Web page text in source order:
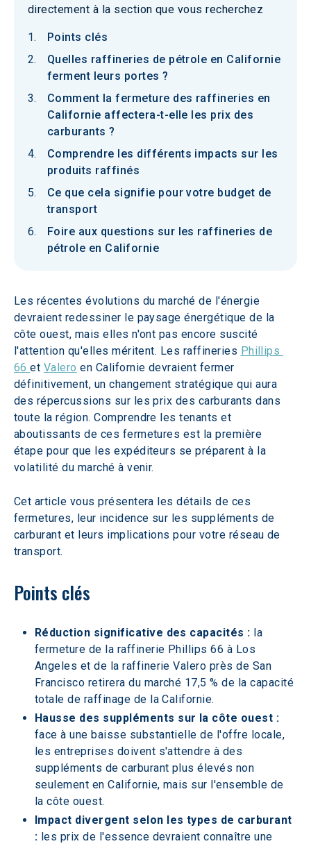
directement à la section que vous recherchez
Points clés
Quelles raffineries de pétrole en Californie
ferment leurs portes ?
Comment la fermeture des raffineries en
Californie affectera-t-elle les prix des
carburants ?
Comprendre les différents impacts sur les
produits raffinés
Ce que cela signifie pour votre budget de
transport
Foire aux questions sur les raffineries de
pétrole en Californie
Les récentes évolutions du marché de l'énergie
devraient redessiner le paysage énergétique de la
côte ouest, mais elles n'ont pas encore suscité
l'attention qu'elles méritent. Les raffineries Phillips
66 et Valero en Californie devraient fermer
définitivement, un changement stratégique qui aura
des répercussions sur les prix des carburants dans
toute la région. Comprendre les tenants et
aboutissants de ces fermetures est la première
étape pour que les expéditeurs se préparent à la
volatilité du marché à venir.
Cet article vous présentera les détails de ces
fermetures, leur incidence sur les suppléments de
carburant et leurs implications pour votre réseau de
transport.
Points clés
Réduction significative des capacités : la
fermeture de la raffinerie Phillips 66 à Los
Angeles et de la raffinerie Valero près de San
Francisco retirera du marché 17,5 % de la capacité
totale de raffinage de la Californie.
Hausse des suppléments sur la côte ouest :
face à une baisse substantielle de l'offre locale,
les entreprises doivent s'attendre à des
suppléments de carburant plus élevés non
seulement en Californie, mais sur l'ensemble de
la côte ouest.
Impact divergent selon les types de carburant
: les prix de l'essence devraient connaître une